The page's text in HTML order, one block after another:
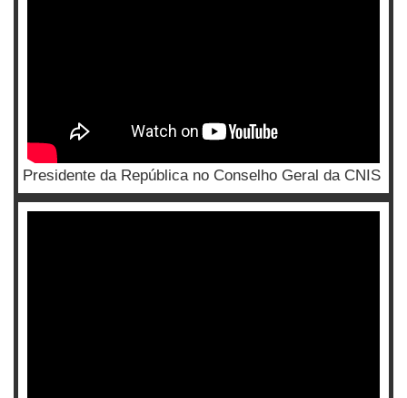
Presidente da República no Conselho Geral da CNIS